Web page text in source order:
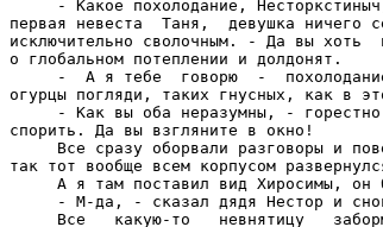
- Какое похолодание,
первая невеста  Таня,  девушка
исключительно сволочным. - Да вы хоть
о глобальном потеплении и долдонят.
-  А я тебе  говорю  -
огурцы погляди, таких гнусных, как в
- Как вы оба неразумны, -
спорить. Да вы взгляните в окно!
Все сразу оборвали разговоры и
так тот вообще всем корпусом
А я там поставил вид Хиросимы, он
- М-да, - сказал дядя Нестор и
Все   какую-то   невнятицу